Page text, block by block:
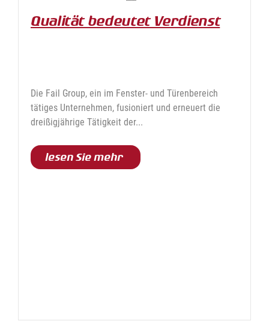
Qualität bedeutet Verdienst
Die Fail Group, ein im Fenster- und Türenbereich
tätiges Unternehmen, fusioniert und erneuert die
dreißigjährige Tätigkeit der...
lesen Sie mehr